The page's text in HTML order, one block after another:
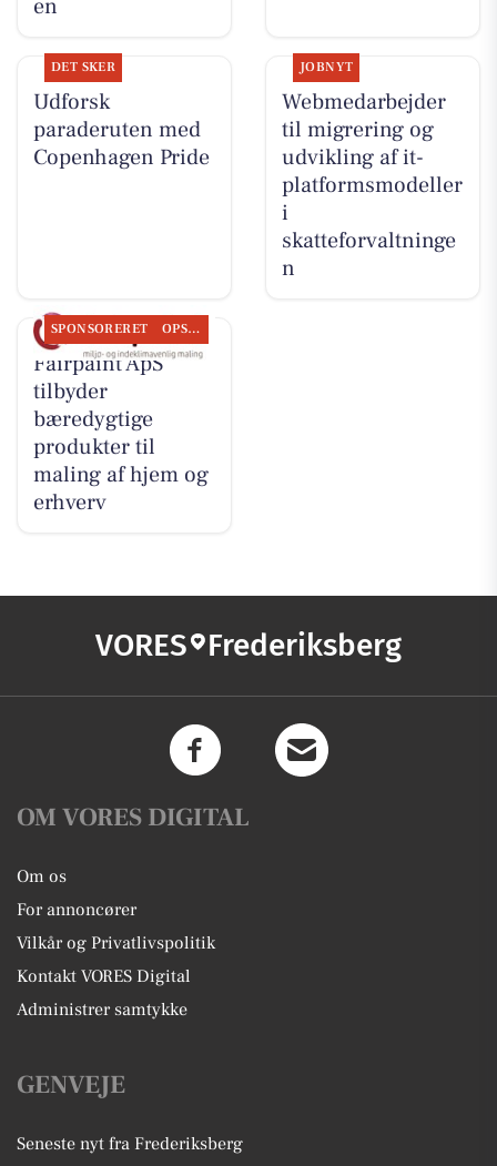
en
DET SKER
Udforsk
paraderuten med
Copenhagen Pride
JOBNYT
Webmedarbejder
til migrering og
udvikling af it-
platformsmodeller
i
skatteforvaltninge
n
SPONSORERET OPSLAGSTAVLEN
Fairpaint ApS
tilbyder
bæredygtige
produkter til
maling af hjem og
erhverv
VORES Frederiksberg
OM VORES DIGITAL
Om os
For annoncører
Vilkår og Privatlivspolitik
Kontakt VORES Digital
Administrer samtykke
GENVEJE
Seneste nyt fra Frederiksberg